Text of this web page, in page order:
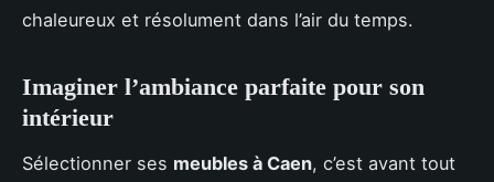
chaleureux et résolument dans l’air du temps.
Imaginer l’ambiance parfaite pour son
intérieur
Sélectionner ses meubles à Caen, c’est avant tout